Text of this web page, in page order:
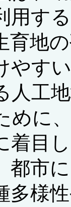
用す
育地
やす
人工
めに
着目
都市
多様